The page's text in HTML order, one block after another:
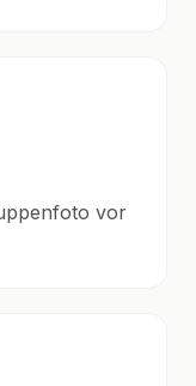
vor